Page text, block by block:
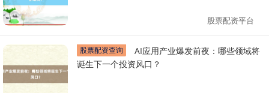
股票配资平台
股票配资查询
诞生下一个投资风口？